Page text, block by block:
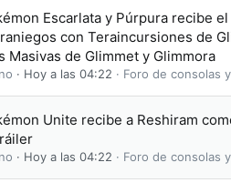
Escarlata y Púrpura recibe
con Teraincursiones de
Masivas de Glimmet y Glimmora
Hoy a las 04:22 Foro de consolas
Unite recibe a Reshiram
Hoy a las 04:22 Foro de consolas